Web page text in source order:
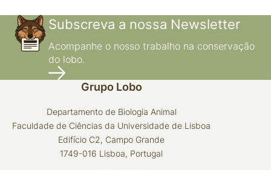
Subscreva a nossa Newsletter
Acompanhe o nosso trabalho na conservação
do lobo.
Grupo Lobo
Departamento de Biologia Animal
Faculdade de Ciências da Universidade de Lisboa
Edifício C2, Campo Grande
1749-016 Lisboa, Portugal